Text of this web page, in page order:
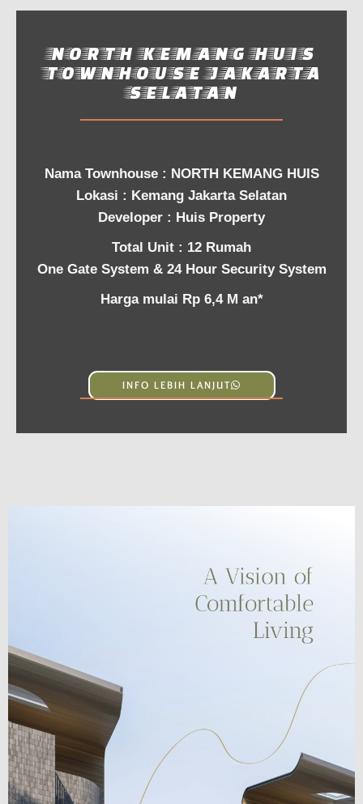
NORTH KEMANG HUIS
TOWNHOUSE JAKARTA
SELATAN
Nama Townhouse : NORTH KEMANG HUIS
Lokasi : Kemang Jakarta Selatan
Developer : Huis Property
Total Unit : 12 Rumah
One Gate System & 24 Hour Security System
Harga mulai Rp 6,4 M an*
INFO LEBIH LANJUT